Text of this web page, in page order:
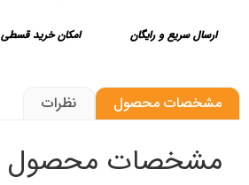
ارسال سریع و رایگان امکان خرید قسطی
مشخصات محصول نظرات
مشخصات محصول